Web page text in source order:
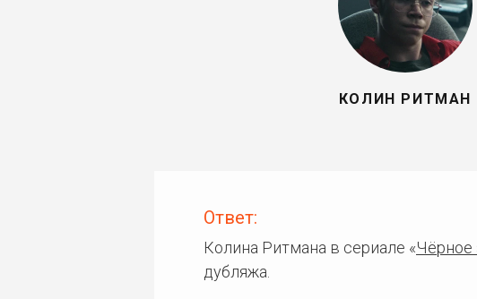
КОЛИН РИТМАН
Ответ:
Колина Ритмана в сериале «Чёрное
дубляжа.